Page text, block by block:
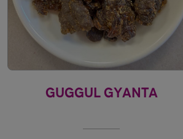
GUGGUL GYANTA